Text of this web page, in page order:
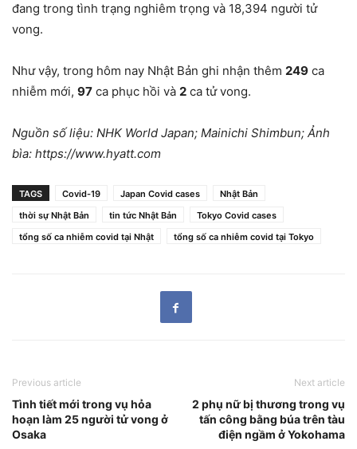
đang trong tình trạng nghiêm trọng và 18,394 người tử
vong.
Như vậy, trong hôm nay Nhật Bản ghi nhận thêm 249 ca
nhiễm mới, 97 ca phục hồi và 2 ca tử vong.
Nguồn số liệu: NHK World Japan; Mainichi Shimbun; Ảnh
bìa: https://www.hyatt.com
TAGS Covid-19 Japan Covid cases
Nhật Bản
thời sự Nhật Bản
tin tức Nhật Bản
Tokyo Covid cases
tổng số ca nhiễm covid tại Nhật
tổng số ca nhiễm covid tại Tokyo
Previous article
Tình tiết mới trong vụ hỏa
hoạn làm 25 người tử vong ở
Osaka
Next article
2 phụ nữ bị thương trong vụ
tấn công bằng búa trên tàu
điện ngầm ở Yokohama